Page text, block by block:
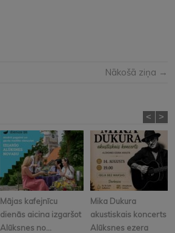
Nākošā ziņa →
Mājas kafejnīcu
dienās aicina izgaršot
Alūksnes no...
Mika Dukura
akustiskais koncerts
Alūksnes ezera
< >